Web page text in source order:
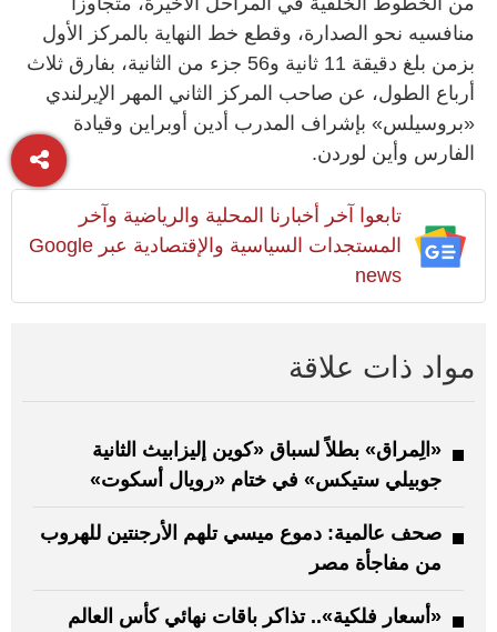
منافسيه نحو الصدارة، وقطع خط النهاية بالمركز الأول
بزمن بلغ دقيقة 11 ثانية و56 جزء من الثانية، بفارق ثلاث
أرباع الطول، عن صاحب المركز الثاني المهر الإيرلندي
«بروسيلس» بإشراف المدرب أدين أوبراين وقيادة
الفارس وأين لوردن.
تابعوا آخر أخبارنا المحلية والرياضية وآخر
المستجدات السياسية والإقتصادية عبر Google
news
مواد ذات علاقة
«الِمراق» بطلاً لسباق «كوين إليزابيث الثانية
جوبيلي ستيكس» في ختام «رويال أسكوت»
صحف عالمية: دموع ميسي تلهم الأرجنتين للهروب
من مفاجأة مصر
«أسعار فلكية».. تذاكر باقات نهائي كأس العالم